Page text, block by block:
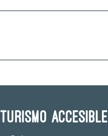
Turismo accesible